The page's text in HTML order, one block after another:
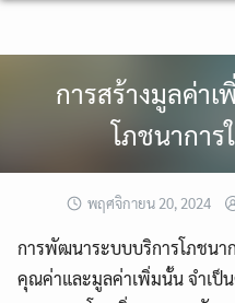
การสร้างมูลค่าเ
โภชนาการ
พฤศจิกายน 20, 2024
การพัฒนาระบบบริการโภชนา
คุณค่าและมูลค่าเพิ่มนั้น จำเป็น